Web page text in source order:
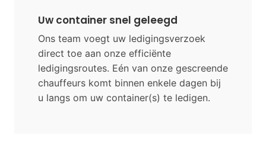
Uw container snel geleegd
Ons team voegt uw ledigingsverzoek
direct toe aan onze efficiënte
ledigingsroutes. Eén van onze gescreende
chauffeurs komt binnen enkele dagen bij
u langs om uw container(s) te ledigen.